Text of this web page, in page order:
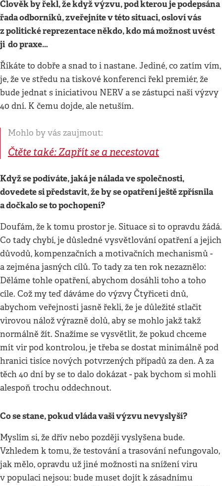
Člověk by řekl, že když výzvu, pod kterou je podepsána
řada odborníků, zveřejníte v této situaci, osloví vás
z politické reprezentace někdo, kdo má možnost uvést
ji do praxe…
Říkáte to dobře a snad to i nastane. Jediné, co zatím vím,
je, že ve středu na tiskové konferenci řekl premiér, že
bude jednat s iniciativou NERV a se zástupci naší výzvy
40 dní. K čemu dojde, ale netuším.
Mohlo by vás zaujmout:
Čtěte také: Zapřít se a necestovat
Když se podíváte, jaká je nálada ve společnosti,
dovedete si představit, že by se opatření ještě zpřísnila
a dočkalo se to pochopení?
Doufám, že k tomu prostor je. Situace si to opravdu žádá.
Co tady chybí, je důsledné vysvětlování opatření a jejich
důvodů, kompenzačních a motivačních mechanismů -
a zejména jasných cílů. To tady za ten rok nezaznělo:
Děláme tohle opatření, abychom dosáhli toho a toho
cíle. Což my teď dáváme do výzvy Čtyřiceti dnů,
abychom veřejnosti jasně řekli, že je důležité stlačit
virovou nálož výrazně dolů, aby se mohlo jakž takž
normálně žít. Snažíme se vysvětlit, že pokud chceme
mít vir pod kontrolou, je třeba se dostat minimálně pod
hranici tisíce nových potvrzených případů za den. A za
těch 40 dní by se to dalo dokázat - pak bychom si mohli
alespoň trochu oddechnout.
Co se stane, pokud vláda vaši výzvu nevyslyší?
Myslím si, že dřív nebo později vyslyšena bude.
Vzhledem k tomu, že testování a trasování nefungovalo,
jak mělo, opravdu už jiné možnosti na snížení viru
v populaci nejsou: bude muset dojít k zásadnímu